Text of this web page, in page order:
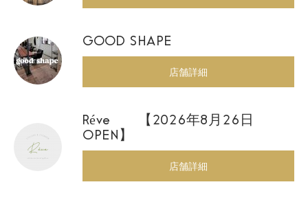
GOOD SHAPE
店舗詳細
Réve 【2026年8月26日
OPEN】
店舗詳細